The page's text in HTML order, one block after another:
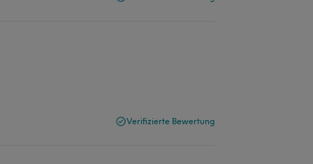
Verifizierte Bewertung